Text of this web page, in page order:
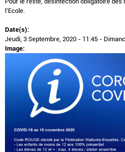
l’Ecole.
Date(s):
Jeudi, 3 Septembre, 2020 - 11:45 -
Image: